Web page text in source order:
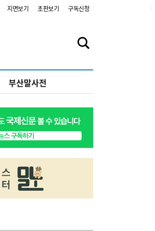
지면보기 초판보기 구독신청
부산말사전